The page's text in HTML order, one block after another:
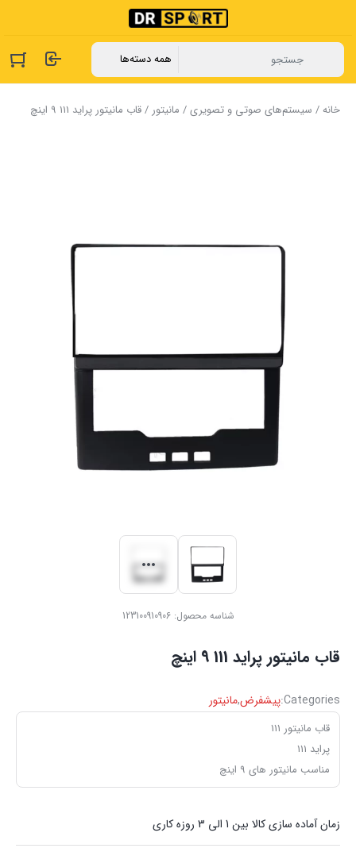
خانه/ سیستم‌های صوتی و تصویری/ مانیتور / قاب مانیتور ‏پراید ‏111 9 اینچ
شناسه محصول:123100910906
قاب مانیتور ‏پراید ‏111 9 اینچ
Categories:پیشفرض,مانیتور
قاب مانیتور 111
پراید ‏111
مناسب مانیتور های 9 اینچ
زمان آماده سازی کالا بین 1 الی 3 روزه کاری